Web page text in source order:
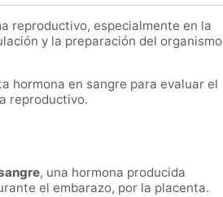
reproductivo, especialmente en la
y la preparación del organismo
hormona en sangre para evaluar el
reproductivo.
, una hormona producida
el embarazo, por la placenta.